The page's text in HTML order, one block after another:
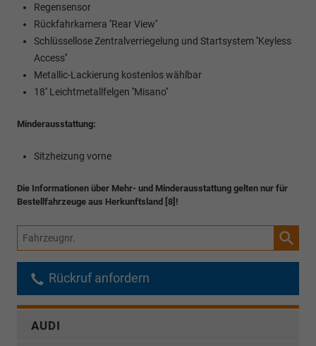
Regensensor
Rückfahrkamera ''Rear View''
Schlüssellose Zentralverriegelung und Startsystem ''Keyless
Access''
Metallic-Lackierung kostenlos wählbar
18'' Leichtmetallfelgen ''Misano''
Minderausstattung:
Sitzheizung vorne
Die Informationen über Mehr- und Minderausstattung gelten nur für
Bestellfahrzeuge aus Herkunftsland [8]!
Fahrzeugnr.
Rückruf anfordern
AUDI